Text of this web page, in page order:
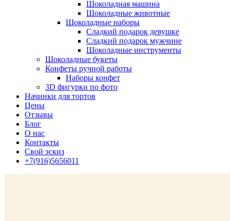
Шоколадная машина
Шоколадные животные
Шоколадные наборы
Сладкий подарок девушке
Сладкий подарок мужчине
Шоколадные инструменты
Шоколадные букеты
Конфеты ручной работы
Наборы конфет
3D фигурки по фото
Начинки для тортов
Цены
Отзывы
Блог
О нас
Контакты
Свой эскиз
+7(916)5656011